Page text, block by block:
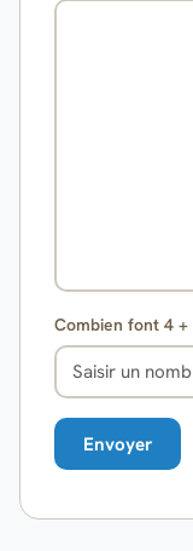
Combien font 4 +